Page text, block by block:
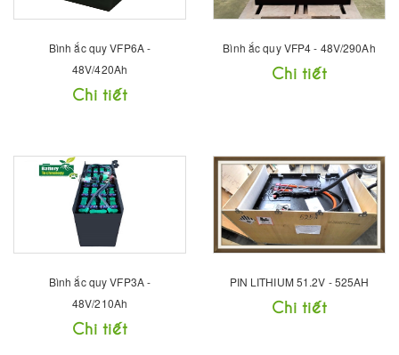
Bình ắc quy VFP6A -
48V/420Ah
Chi tiết
Bình ắc quy VFP4 - 48V/290Ah
Chi tiết
Bình ắc quy VFP3A -
48V/210Ah
Chi tiết
PIN LITHIUM 51.2V - 525AH
Chi tiết